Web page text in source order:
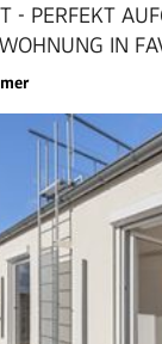
- PERFEKT
IN